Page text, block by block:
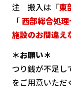
注 搬入は「東
「西部総合処
施設のお間違え
＊お願い＊
つり銭が不足し
をご用意いただ